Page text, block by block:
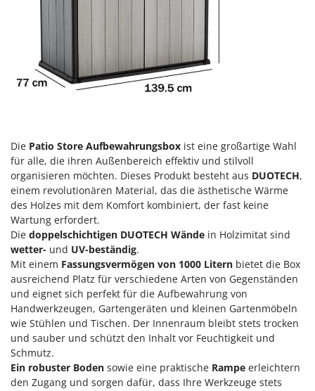
Heckenscheren
Heißluftfritteusen
Heizkanonen und Elektroheizer
Hochdruckreiniger
Hochgrasmäher
Hubwagen
K
Kabelpflüge für die Drainage
Kartoffellegemaschine für Traktoren
Kartoffelroder für Traktoren
Kehrmaschinen
Kettensägen
Kippbare Heckschaufeln für Traktoren
Klimaanlagen – Klimageräte
Knetmaschinen
Knochensägen
Kompressoren - elektrisch
Comet
Cresco
Cruccolini
CTEK
Deca
DeWalt
Di Martino
Diavola Pro
Diesse
Docma
Dominion
Dreame
E
Echo
EcoFlow
Die Patio Store Aufbewahrungsbox ist eine großartige Wahl
für alle, die ihren Außenbereich effektiv und stilvoll
organisieren möchten. Dieses Produkt besteht aus DUOTECH,
einem revolutionären Material, das die ästhetische Wärme
des Holzes mit dem Komfort kombiniert, der fast keine
Wartung erfordert.
Die doppelschichtigen DUOTECH Wände in Holzimitat sind
wetter- und UV-beständig.
Mit einem Fassungsvermögen von 1000 Litern bietet die Box
ausreichend Platz für verschiedene Arten von Gegenständen
und eignet sich perfekt für die Aufbewahrung von
Handwerkzeugen, Gartengeräten und kleinen Gartenmöbeln
wie Stühlen und Tischen. Der Innenraum bleibt stets trocken
und sauber und schützt den Inhalt vor Feuchtigkeit und
Schmutz.
Ein robuster Boden sowie eine praktische Rampe erleichtern
den Zugang und sorgen dafür, dass Ihre Werkzeuge stets